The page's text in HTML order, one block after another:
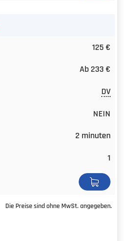
Die Preise sind ohne MwSt. angegeben.
125 €
Ab 233 €
DV
NEIN
2 minuten
1